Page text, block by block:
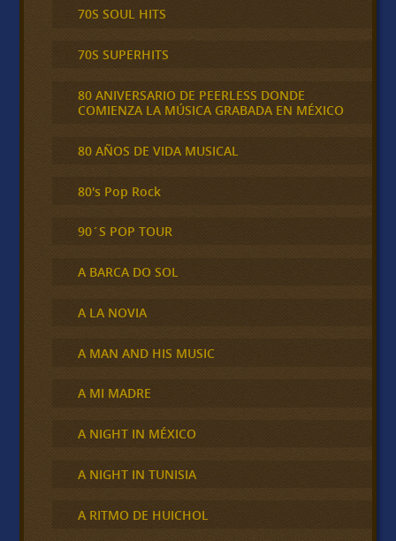
70S SOUL HITS
70S SUPERHITS
80 ANIVERSARIO DE PEERLESS DONDE
COMIENZA LA MÚSICA GRABADA EN MÉXICO
80 AÑOS DE VIDA MUSICAL
80's Pop Rock
90´S POP TOUR
A BARCA DO SOL
A LA NOVIA
A MAN AND HIS MUSIC
A MI MADRE
A NIGHT IN MÉXICO
A NIGHT IN TUNISIA
A RITMO DE HUICHOL